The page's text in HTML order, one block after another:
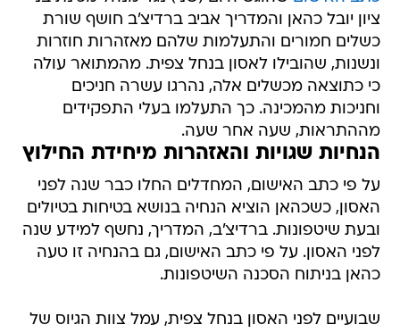
ציון יובל כהאן והמדריך אביב ברדיצ'ב חושף שורת
כשלים חמורים והתעלמות שלהם מאזהרות חוזרות
ונשנות, שהובילו לאסון בנחל צפית. מהמתואר עולה
כי כתוצאה מכשלים אלה, נהרגו עשרה חניכים
וחניכות מהמכינה. כך התעלמו בעלי התפקידים
מההתראות, שעה אחר שעה.
הנחיות שגויות והאזהרות מיחידת החילוץ
על פי כתב האישום, המחדלים החלו כבר שנה לפני
האסון, כשכהאן הוציא הנחיה בנושא בטיחות בטיולים
ובעת שיטפונות. ברדיצ'ב, המדריך, נחשף למידע שנה
לפני האסון. על פי כתב האישום, גם בהנחיה זו טעה
כהאן בניתוח הסכנה השיטפונות.
שבועיים לפני האסון בנחל צפית, עמל צוות הגיוס של